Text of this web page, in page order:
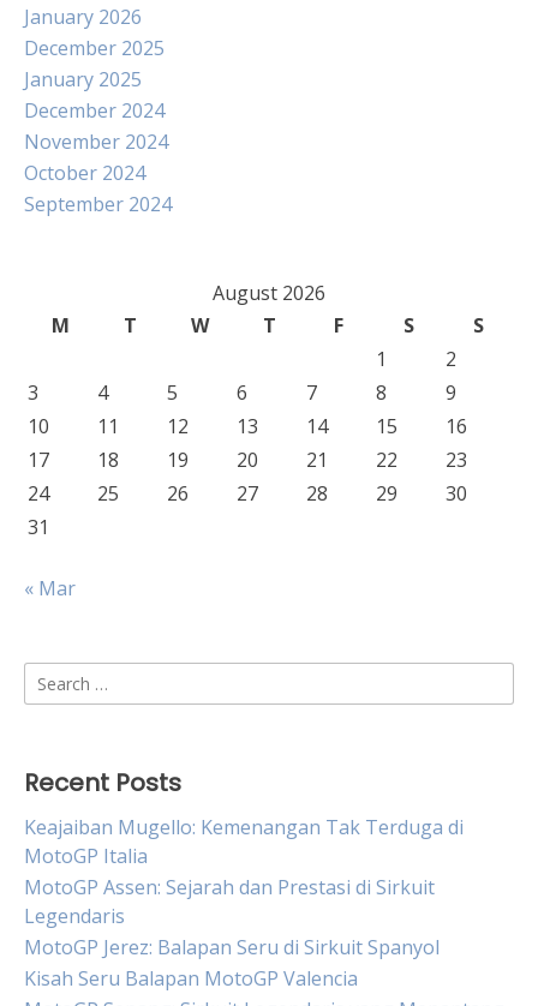
January 2026
December 2025
January 2025
December 2024
November 2024
October 2024
September 2024
August 2026
M
T W T F S
S
1
2
3
4 5 6 7 8
9
10
11 12 13 14 15
16
17
18 19 20 21 22
23
24
25 26 27 28 29
30
31
« Mar
Search
for:
Recent Posts
Keajaiban Mugello: Kemenangan Tak Terduga di
MotoGP Italia
MotoGP Assen: Sejarah dan Prestasi di Sirkuit
Legendaris
MotoGP Jerez: Balapan Seru di Sirkuit Spanyol
Kisah Seru Balapan MotoGP Valencia